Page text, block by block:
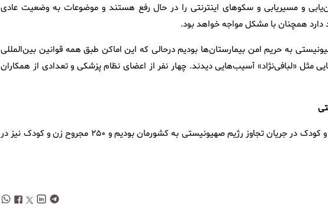
و مسیریابی و سکوهای اینترنتی را در حال رفع هستند و موضوعات به وضعیت عادی
به حریم امن بیمارستان‌ها بودیم درحالی که این اماکن طبق همه قوانین بین‌المللی
مثل «لبافی‌نژاد» آسیب‌هایی دیدند. چهار نفر از اعضای نظام پزشکی و تعدادی از همکاران
وی یادآور شد: همچنین تا امروز شاهد شهادت ۶۲ زن و کودک در جریان تجاوز رژیم صهیونیستی به کشورمان بودیم و ۲۵۰ مجروح زن و کودک نیز در